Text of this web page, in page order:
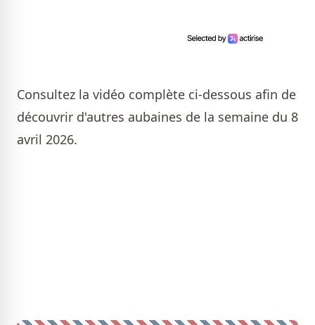
Consultez la vidéo complète ci-dessous afin de
découvrir d'autres aubaines de la semaine du 8
avril 2026.